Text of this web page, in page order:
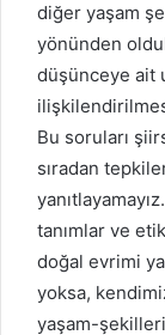
diğer yaşam
yönünden
düşünceye ait
Bu soruları
sıradan
tanımlar ve
doğal evrimi
yoksa,
yaşam-